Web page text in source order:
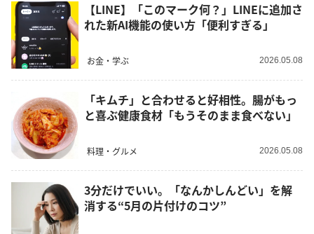
【LINE】「このマーク何？」LINEに追加さ
れた新AI機能の使い方「便利すぎる」
お金・学ぶ 2026.05.08
「キムチ」と合わせると好相性。腸がもっ
と喜ぶ健康食材「もうそのまま食べない」
料理・グルメ 2026.05.08
3分だけでいい。「なんかしんどい」を解
消する“5月の片付けのコツ”